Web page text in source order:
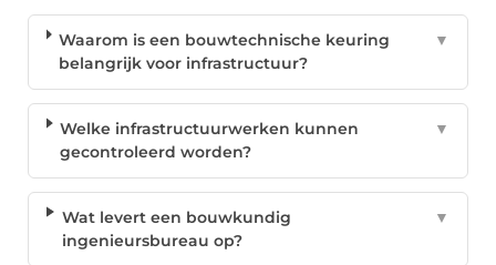
Waarom is een bouwtechnische keuring
belangrijk voor infrastructuur?
▼
Welke infrastructuurwerken kunnen
gecontroleerd worden?
▼
Wat levert een bouwkundig
ingenieursbureau op?
▼